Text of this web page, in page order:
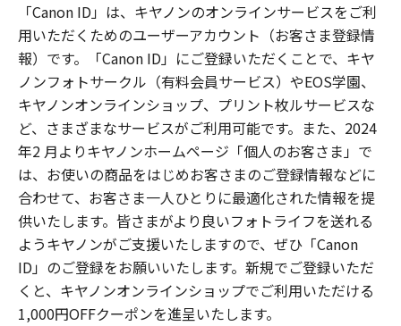
「Canon ID」は、キヤノンのオンラインサービスをご利
用いただくためのユーザーアカウント（お客さま登録情
報）です。「Canon ID」にご登録いただくことで、キヤ
ノンフォトサークル（有料会員サービス）やEOS学園、
キヤノンオンラインショップ、プリント枚ルサービスな
ど、さまざまなサービスがご利用可能です。また、2024
年2 月よりキヤノンホームページ「個人のお客さま」で
は、お使いの商品をはじめお客さまのご登録情報などに
合わせて、お客さま一人ひとりに最適化された情報を提
供いたします。皆さまがより良いフォトライフを送れる
ようキヤノンがご支援いたしますので、ぜひ「Canon
ID」のご登録をお願いいたします。新規でご登録いただ
くと、キヤノンオンラインショップでご利用いただける
1,000円OFFクーポンを進呈いたします。